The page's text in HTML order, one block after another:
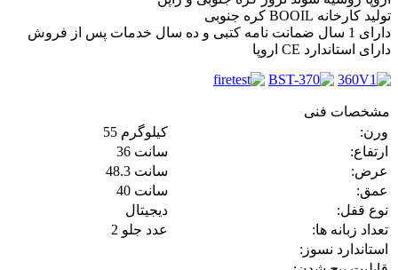
تولید کارخانه BOOIL کره جنوبی
دارای 1 سال ضمانت نامه کتبی و ده سال خدمات پس از فروش
دارای استاندارد CE اروپا
مشخصات فنی
ورن:
55 کیلوگرم
ارتفاع:
36 سانت
عرض:
48.3 سانت
عمق:
40 سانت
نوع قفل:
دیجیتال
تعداد زبانه ها:
2 عدد جلو
استاندارد نسوز: